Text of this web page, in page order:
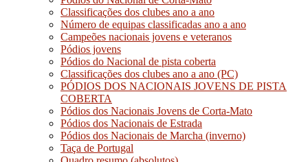
Classificações dos clubes ano a ano
Número de equipas classificadas ano a ano
Campeões nacionais jovens e veteranos
Pódios jovens
Pódios do Nacional de pista coberta
Classificações dos clubes ano a ano (PC)
PÓDIOS DOS NACIONAIS JOVENS DE PISTA
COBERTA
Pódios dos Nacionais Jovens de Corta-Mato
Pódios dos Nacionais de Estrada
Pódios dos Nacionais de Marcha (inverno)
Taça de Portugal